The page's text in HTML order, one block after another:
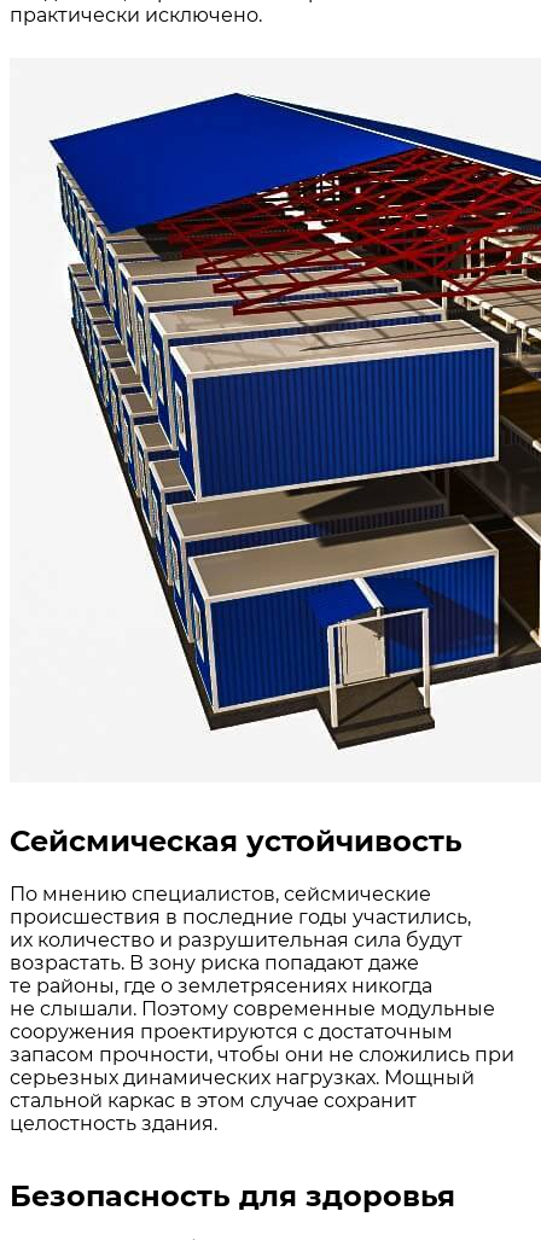
практически исключено.
Сейсмическая устойчивость
По мнению специалистов, сейсмические
происшествия в последние годы участились,
их количество и разрушительная сила будут
возрастать. В зону риска попадают даже
те районы, где о землетрясениях никогда
не слышали. Поэтому современные модульные
сооружения проектируются с достаточным
запасом прочности, чтобы они не сложились при
серьезных динамических нагрузках. Мощный
стальной каркас в этом случае сохранит
целостность здания.
Безопасность для здоровья